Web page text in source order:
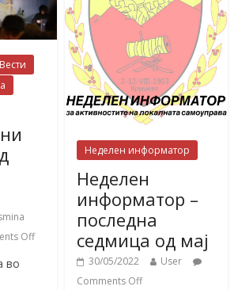
Вести
Off
во
Неделен информатор
Неделен
информатор –
последна
седмица од мај
30/05/2022
User
Comments Off